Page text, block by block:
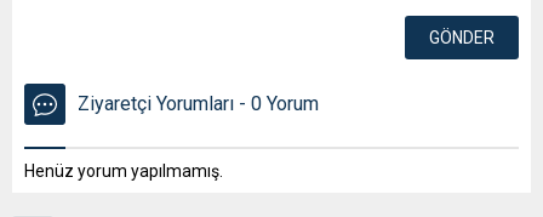
Ziyaretçi Yorumları - 0 Yorum
Henüz yorum yapılmamış.